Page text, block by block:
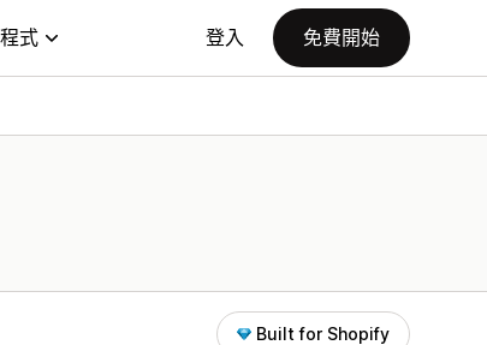
式 登入 免費開始
Built for Shopify